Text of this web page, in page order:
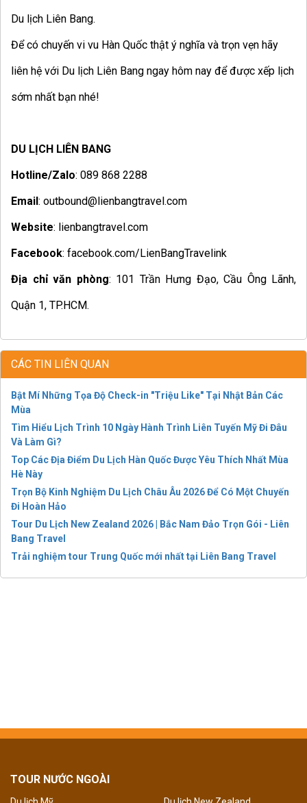
Du lịch Liên Bang.
Để có chuyến vi vu Hàn Quốc thật ý nghĩa và trọn vẹn hãy
liên hệ với Du lịch Liên Bang ngay hôm nay để được xếp lịch
sớm nhất bạn nhé!
DU LỊCH LIÊN BANG
Hotline/Zalo: 089 868 2288
Email: outbound@lienbangtravel.com
Website: lienbangtravel.com
Facebook: facebook.com/LienBangTravelink
Địa chỉ văn phòng: 101 Trần Hưng Đạo, Cầu Ông Lãnh,
Quận 1, TP.HCM.
CÁC TIN LIÊN QUAN
Bật Mí Những Tọa Độ Check-in "Triệu Like" Tại Nhật Bản Các
Mùa
Tìm Hiểu Lịch Trình 10 Ngày Hành Trình Liên Tuyến Mỹ Đi Đâu
Và Làm Gì?
Top Các Địa Điểm Du Lịch Hàn Quốc Được Yêu Thích Nhất Mùa
Hè Này
Trọn Bộ Kinh Nghiệm Du Lịch Châu Âu 2026 Để Có Một Chuyến
Đi Hoàn Hảo
Tour Du Lịch New Zealand 2026 | Bắc Nam Đảo Trọn Gói - Liên
Bang Travel
Trải nghiệm tour Trung Quốc mới nhất tại Liên Bang Travel
TOUR NƯỚC NGOÀI